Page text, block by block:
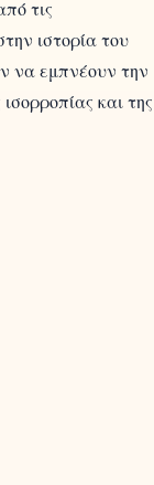
τις
ιστορία του
να εμπνέουν την
και της